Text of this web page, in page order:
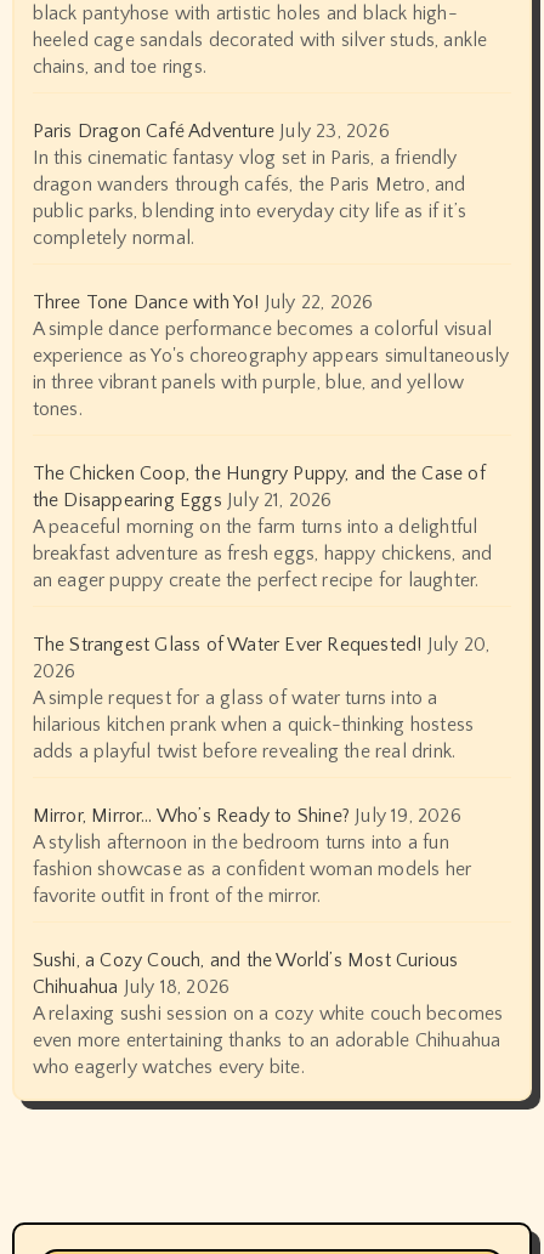
black pantyhose with artistic holes and black high-
heeled cage sandals decorated with silver studs, ankle
chains, and toe rings.
Paris Dragon Café Adventure July 23, 2026
In this cinematic fantasy vlog set in Paris, a friendly
dragon wanders through cafés, the Paris Metro, and
public parks, blending into everyday city life as if it’s
completely normal.
Three Tone Dance with Yo! July 22, 2026
A simple dance performance becomes a colorful visual
experience as Yo's choreography appears simultaneously
in three vibrant panels with purple, blue, and yellow
tones.
The Chicken Coop, the Hungry Puppy, and the Case of
the Disappearing Eggs July 21, 2026
A peaceful morning on the farm turns into a delightful
breakfast adventure as fresh eggs, happy chickens, and
an eager puppy create the perfect recipe for laughter.
The Strangest Glass of Water Ever Requested! July 20,
2026
A simple request for a glass of water turns into a
hilarious kitchen prank when a quick-thinking hostess
adds a playful twist before revealing the real drink.
Mirror, Mirror… Who’s Ready to Shine? July 19, 2026
A stylish afternoon in the bedroom turns into a fun
fashion showcase as a confident woman models her
favorite outfit in front of the mirror.
Sushi, a Cozy Couch, and the World’s Most Curious
Chihuahua July 18, 2026
A relaxing sushi session on a cozy white couch becomes
even more entertaining thanks to an adorable Chihuahua
who eagerly watches every bite.